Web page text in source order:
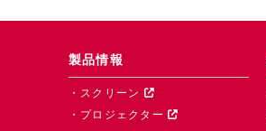
製品情報
・スクリーン
・プロジェクター